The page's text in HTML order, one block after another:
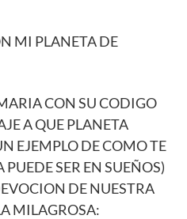
MI PLANETA DE
CON SU CODIGO
A QUE PLANETA
EJEMPLO DE COMO TE
PUEDE SER EN SUEÑOS)
DE NUESTRA
MILAGROSA: